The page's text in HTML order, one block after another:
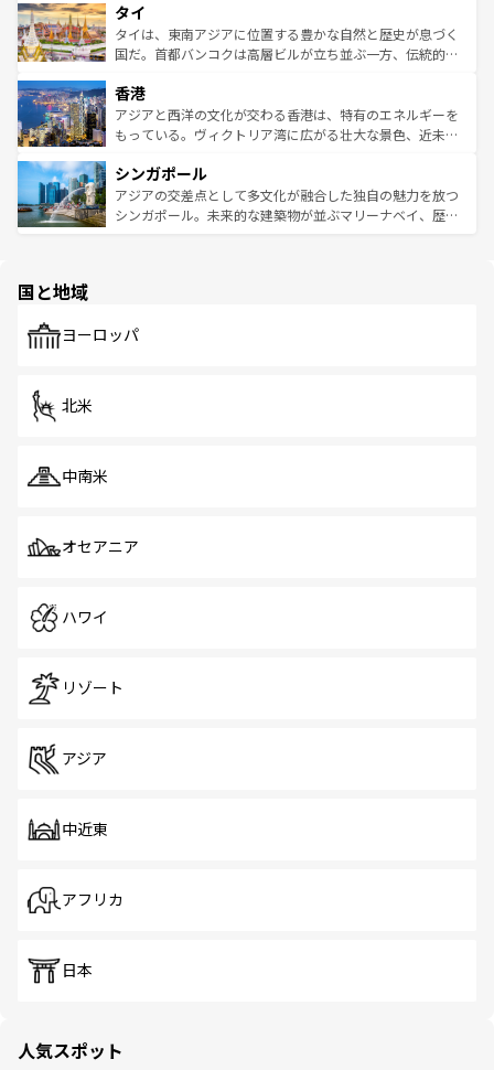
リティに包まれながら、韓国の多彩な魅力を心ゆくまで味
わってみてほしい。 なお、新着の韓国情報はコンテンツ一
覧を参照してほしい。
急速な発展と共に伝統が息づく。ハノイの古い町並みやホ
ーチミン市のフランス統治時代の建物も、独特の雰囲気を
醸し出している。また、バラエティの豊かさとおいしさで
とつ。フォーやバインミー、ベトナムコーヒーなどは、ぜ
ひ現地で味わいたい。どの地域を訪れてもあたたかい人々
が旅行者を迎えてくれるので、きっと忘れられない旅にな
参照してほしい。
タイ
タイは、東南アジアに位置する豊かな自然と歴史が息づく
国だ。首都バンコクは高層ビルが立ち並ぶ一方、伝統的な
の活気が交差している。北部ではチェンマイなどの山岳地
帯で自然と触れ合い、南部ではプーケットやクラビの美し
いビーチでリゾート気分を楽しむことができる。タイ料理
激する。気候は一年中温暖で、どの季節にも異なる楽しみ
が待っている。親しみやすいタイの人々、仏教を中心とし
た文化、そして多様な観光資源が、訪れる旅人を魅了し続
香港
アジアと西洋の文化が交わる香港は、特有のエネルギーを
もっている。ヴィクトリア湾に広がる壮大な景色、近未来
み、どこを訪れても感動するはず。観光スポットが密集し
ており、効率よく見どころを回れるのも魅力。息をのむよ
うな絶景から文化的な体験まで、香港を存分に楽しみ尽く
シンガポール
アジアの交差点として多文化が融合した独自の魅力を放つ
シンガポール。未来的な建築物が並ぶマリーナベイ、歴史
で、ホーカーズは地元の風情を楽しめる外せないスポット
国と地域
ヨーロッパ
北米
中南米
オセアニア
ハワイ
リゾート
アジア
中近東
アフリカ
日本
人気スポット